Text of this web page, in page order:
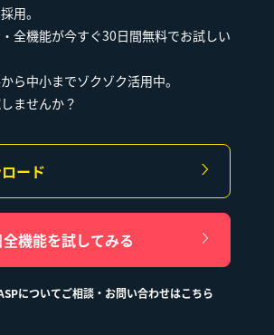
用。
全機能が今すぐ30日間無料でお試しい
ら中小までゾクゾク活用中。
ませんか？
ード
機能を試してみる
についてご相談・お問い合わせはこちら